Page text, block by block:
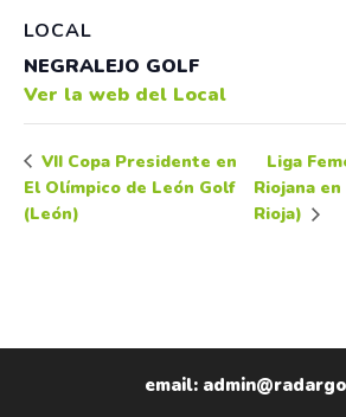
LOCAL
NEGRALEJO GOLF
Ver la web del Local
VII Copa Presidente en
El Olímpico de León Golf
(León)
Liga
Riojana
Rioja)
email: